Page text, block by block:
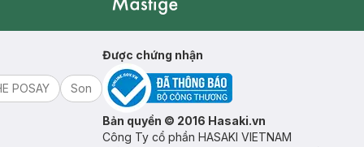
POSAY
Son
Được chứng nhận
Bản quyền © 2016 Hasaki.vn
Công Ty cổ phần HASAKI VIETNAM